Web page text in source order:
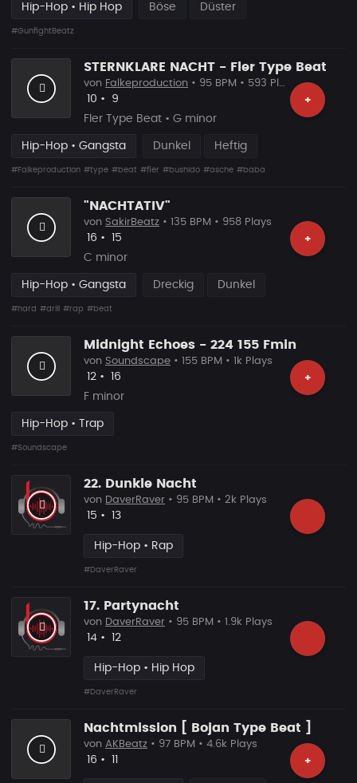
Hip-Hop • Hip Hop Böse Düster
#GunfightBeatz
STERNKLARE NACHT - Fler Type Beat
+
von Falkeproduction • 95 BPM • 593 Plays
Likes
10 • Vorgeschlagen
9
Fler Type Beat • G minor
Hip-Hop • Gangsta Dunkel Heftig
#Falkeproduction #type #beat #fler #bushido #asche #baba
"NACHTATIV"
+
von SakirBeatz • 135 BPM • 958 Plays
Likes
16 • Vorgeschlagen
15
C minor
Hip-Hop • Gangsta Dreckig Dunkel
#hard #drill #rap #beat
Midnight Echoes - 224 155 Fmin
+
von Soundscape • 155 BPM • 1k Plays
Likes
12 • Vorgeschlagen
16
F minor
Hip-Hop • Trap
#Soundscape
22. Dunkle Nacht
von DaverRaver • 95 BPM • 2k Plays
Likes
15 • Vorgeschlagen
13
Hip-Hop • Rap
#DaverRaver
17. Partynacht
von DaverRaver • 95 BPM • 1.9k Plays
Likes
14 • Vorgeschlagen
12
Hip-Hop • Hip Hop
#DaverRaver
Nachtmission [ Bojan Type Beat ]
+
von AKBeatz • 97 BPM • 4.6k Plays
Likes
16 • Vorgeschlagen